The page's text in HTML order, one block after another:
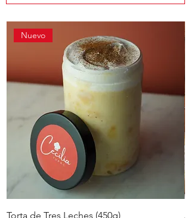
Nuevo
Torta de Tres Leches (450g)